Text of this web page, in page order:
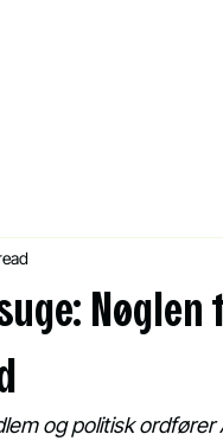
og politisk ordfører